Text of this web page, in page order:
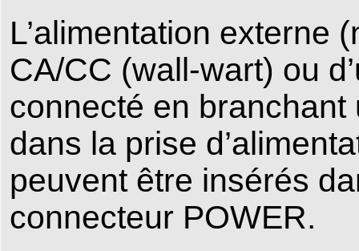
L’alimentation externe
CA/CC (wall-wart) ou
connecté en
dans la prise
peuvent être insérés
connecteur POWER.